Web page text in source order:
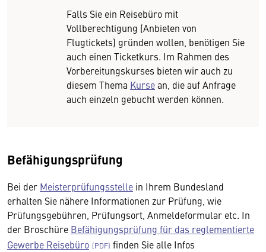
Falls Sie ein Reisebüro mit
Vollberechtigung (Anbieten von
Flugtickets) gründen wollen, benötigen Sie
auch einen Ticketkurs. Im Rahmen des
Vorbereitungskurses bieten wir auch zu
diesem Thema Kursean, die auf Anfrage
auch einzeln gebucht werden können.
Befähigungsprüfung
Bei der Meisterprüfungsstelle in Ihrem Bundesland
erhalten Sie nähere Informationen zur Prüfung, wie
Prüfungsgebühren, Prüfungsort, Anmeldeformular etc. In
der Broschüre Befähigungsprüfung für das reglementierte
Gewerbe Reisebüro
finden Sie alle Infos